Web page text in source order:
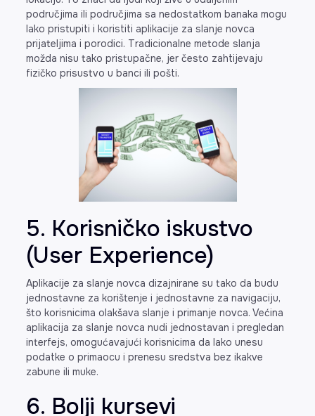
područjima ili područjima sa nedostatkom banaka mogu
lako pristupiti i koristiti aplikacije za slanje novca
prijateljima i porodici. Tradicionalne metode slanja
možda nisu tako pristupačne, jer često zahtijevaju
fizičko prisustvo u banci ili pošti.
5. Korisničko iskustvo
(User Experience)
Aplikacije za slanje novca dizajnirane su tako da budu
jednostavne za korištenje i jednostavne za navigaciju,
što korisnicima olakšava slanje i primanje novca. Većina
aplikacija za slanje novca nudi jednostavan i pregledan
interfejs, omogućavajući korisnicima da lako unesu
podatke o primaocu i prenesu sredstva bez ikakve
zabune ili muke.
6. Bolji kursevi